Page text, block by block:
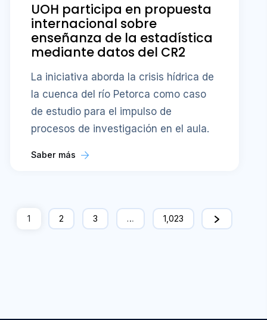
UOH participa en propuesta
internacional sobre
enseñanza de la estadística
mediante datos del CR2
La iniciativa aborda la crisis hídrica de
la cuenca del río Petorca como caso
de estudio para el impulso de
procesos de investigación en el aula.
Saber más
1 2 3 … 1,023